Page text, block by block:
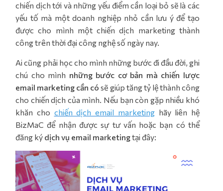
chiến dịch tới và những yếu điểm cần loại bỏ sẽ là các
yếu tố mà một doanh nghiệp nhỏ cần lưu ý để tạo
được cho mình một chiến dịch marketing thành
công trên thời đại công nghệ số ngày nay.
Ai cũng phải học cho mình những bước đi đầu đời, ghi
chú cho mình những bước cơ bản mà chiến lược
email marketing cần có sẽ giúp tăng tỷ lệ thành công
cho chiến dịch của mình. Nếu bạn còn gặp nhiều khó
khăn cho chiến dịch email marketinghãy liên hệ
BizMaC để nhận được sự tư vấn hoặc bạn có thể
đăng ký dịch vụ email marketingtại đây: